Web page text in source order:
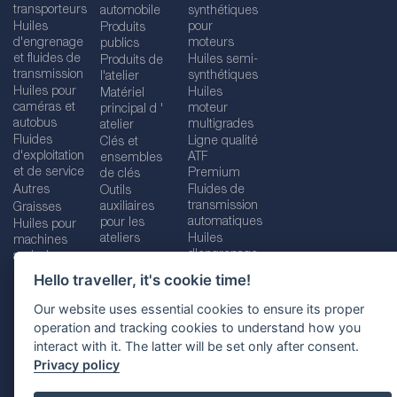
Hello traveller, it's cookie time!
Our website uses essential cookies to ensure its proper
operation and tracking cookies to understand how you
interact with it. The latter will be set only after consent.
Privacy policy
transporteurs
Huiles
d'engrenage
et fluides de
transmission
Huiles pour
caméras et
autobus
Fluides
d'exploitation
et de service
Autres
Graisses
Huiles pour
machines
agricoles
automobile
Produits
publics
Produits de
l'atelier
Matériel
principal d '
atelier
Clés et
ensembles
de clés
Outils
auxiliaires
pour les
ateliers
synthétiques
pour
moteurs
Huiles semi-
synthétiques
Huiles
moteur
multigrades
Ligne qualité
ATF
Premium
Fluides de
transmission
automatiques
Huiles
d'engrenage
Imprint Legal disclaimer Privacy policy
Cookies policy Location selector